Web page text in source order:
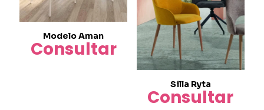
Modelo Aman
Consultar
Silla Ryta
Consultar